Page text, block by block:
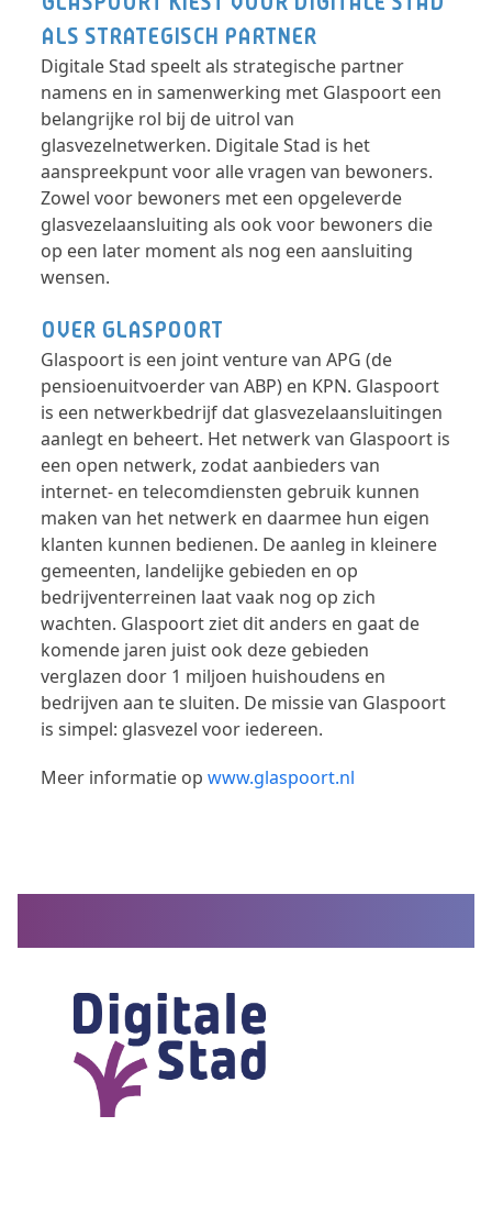
ALS STRATEGISCH PARTNER
Digitale Stad speelt als strategische partner
namens en in samenwerking met Glaspoort een
belangrijke rol bij de uitrol van
glasvezelnetwerken. Digitale Stad is het
aanspreekpunt voor alle vragen van bewoners.
Zowel voor bewoners met een opgeleverde
glasvezelaansluiting als ook voor bewoners die
op een later moment als nog een aansluiting
wensen.
OVER GLASPOORT
Glaspoort is een joint venture van APG (de
pensioenuitvoerder van ABP) en KPN. Glaspoort
is een netwerkbedrijf dat glasvezelaansluitingen
aanlegt en beheert. Het netwerk van Glaspoort is
een open netwerk, zodat aanbieders van
internet- en telecomdiensten gebruik kunnen
maken van het netwerk en daarmee hun eigen
klanten kunnen bedienen. De aanleg in kleinere
gemeenten, landelijke gebieden en op
bedrijventerreinen laat vaak nog op zich
wachten. Glaspoort ziet dit anders en gaat de
komende jaren juist ook deze gebieden
verglazen door 1 miljoen huishoudens en
bedrijven aan te sluiten. De missie van Glaspoort
is simpel: glasvezel voor iedereen.
Meer informatie op www.glaspoort.nl